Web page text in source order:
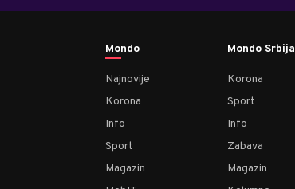
Mondo
Najnovije
Korona
Info
Sport
Magazin
Mondo Srbija
Korona
Sport
Info
Zabava
Magazin